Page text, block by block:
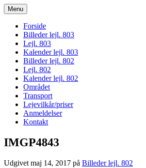
bogodtcostadelsol.dk
Menu
Forside
Billeder lejl. 803
Lejl. 803
Kalender lejl. 803
Billeder lejl. 802
Lejl. 802
Kalender lejl. 802
Området
Transport
Lejevilkår/priser
Anmeldelser
Kontakt
IMGP4843
Udgivet maj 14, 2017 på Billeder lejl. 802